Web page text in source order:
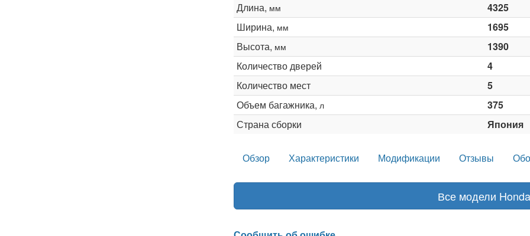
Длина, мм
4325
Ширина, мм
1695
Высота, мм
1390
Количество дверей
4
Количество мест
5
Объем багажника, л
375
Страна сборки
Япония
Обзор Характеристики Модификации Отзывы
Все модели Honda